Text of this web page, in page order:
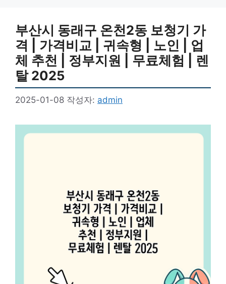
부산시 동래구 온천2동 보청기 가
격 | 가격비교 | 귀속형 | 노인 | 업
체 추천 | 정부지원 | 무료체험 | 렌
탈 2025
2025-01-08 작성자: admin